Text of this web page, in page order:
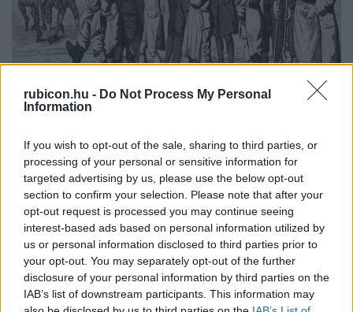
rubicon.hu - Do Not Process My Personal
Information
If you wish to opt-out of the sale, sharing to third parties, or
processing of your personal or sensitive information for
targeted advertising by us, please use the below opt-out
section to confirm your selection. Please note that after your
opt-out request is processed you may continue seeing
interest-based ads based on personal information utilized by
us or personal information disclosed to third parties prior to
your opt-out. You may separately opt-out of the further
disclosure of your personal information by third parties on the
IAB’s list of downstream participants. This information may
Választási felvonulás, 1781. John Nixon rajza a mozgósítás politikai
teatralitását ragadja meg. A választási harc nem ér véget a
szavazással: Sir Watkin Lewes londoni győzelmét követően a
támogatás látványos közterületi jelenlétté, szimbólumokkal és
jelszavakkal kísért lojalitásdemonstrációvá alakult. Az
identitásképző politikai verseny itt a nyilvános tér
birtokbavételében nyilvánult meg